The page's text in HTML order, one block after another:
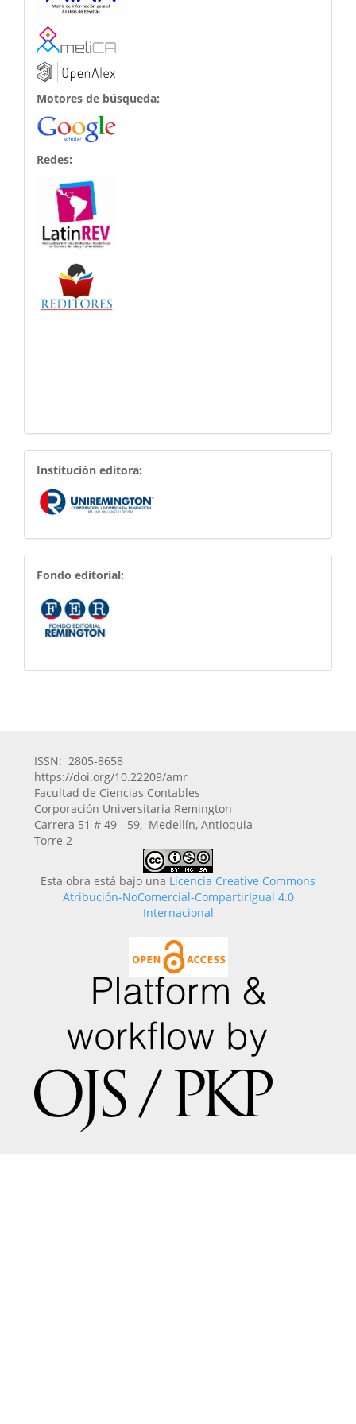
Motores de búsqueda:
Redes:
Institución
patrocinadora
Institución editora:
Fondo
Editorial
Fondo editorial:
ISSN: 2805-8658
https://doi.org/10.22209/amr
Facultad de Ciencias Contables
Corporación Universitaria Remington
Carrera 51 # 49 - 59, Medellín, Antioquia
Torre 2
Esta obra está bajo una Licencia Creative Commons
Atribución-NoComercial-CompartirIgual 4.0
Internacional